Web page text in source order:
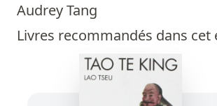
Audrey Tang
Livres recommandés dans cet
Livres
Livres les plus
Prix littéraires